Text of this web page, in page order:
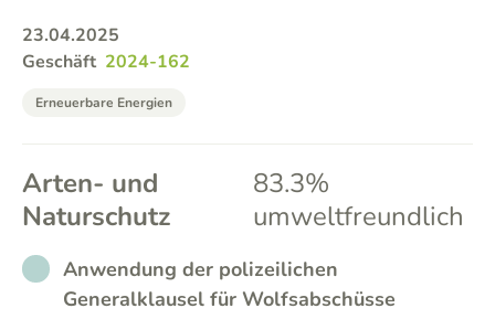
23.04.2025
Geschäft 2024-162
Erneuerbare Energien
Arten- und
Naturschutz
83.3%
umweltfreundlich
NOT_PARTICIPATED
Anwendung der polizeilichen
Generalklausel für Wolfsabschüsse